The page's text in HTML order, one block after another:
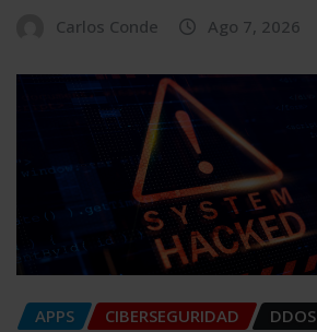
Carlos Conde Ago 7, 2026
APPS CIBERSEGURIDAD
DDOS